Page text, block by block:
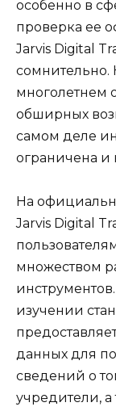
особенно в
проверка ее
Jarvis Digital
сомнительно.
многолетнем
обширных
самом деле
ограничена и
На
Jarvis Digital
множеством
изучении
данных для
сведений о
учредители, а